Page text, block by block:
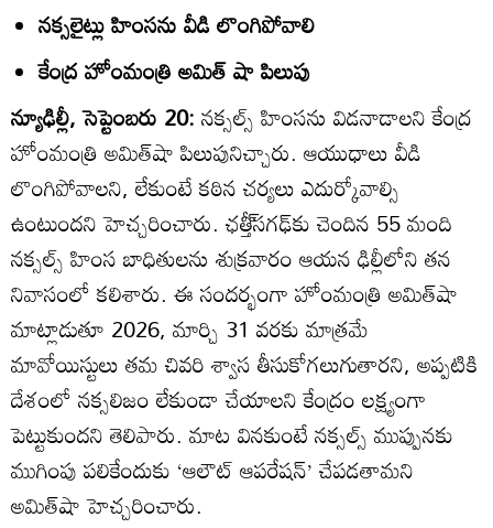
నక్సలైట్లు హింసను వీడి లొంగిపోవాలి
కేంద్ర హోంమంత్రి అమిత్‌ షా పిలుపు
న్యూఢిల్లీ, సెప్టెంబరు 20:నక్సల్స్‌ హింసను విడనాడాలని కేంద్ర
హోంమంత్రి అమిత్‌షా పిలుపునిచ్చారు. ఆయుధాలు వీడి
లొంగిపోవాలని, లేకుంటే కఠిన చర్యలు ఎదుర్కోవాల్సి
ఉంటుందని హెచ్చరించారు. ఛత్తీ్‌సగఢ్‌కు చెందిన 55 మంది
నక్సల్స్‌ హింస బాధితులను శుక్రవారం ఆయన ఢిల్లీలోని తన
నివాసంలో కలిశారు. ఈ సందర్భంగా హోంమంత్రి అమిత్‌షా
మాట్లాడుతూ 2026, మార్చి 31 వరకు మాత్రమే
మావోయిస్టులు తమ చివరి శ్వాస తీసుకోగలుగుతారని, అప్పటికి
దేశంలో నక్సలిజం లేకుండా చేయాలని కేంద్రం లక్ష్యంగా
పెట్టుకుందని తెలిపారు. మాట వినకుంటే నక్సల్స్‌ ముప్పునకు
ముగింపు పలికేందుకు ‘ఆలౌట్‌ ఆపరేషన్‌’ చేపడతామని
అమిత్‌షా హెచ్చరించారు.